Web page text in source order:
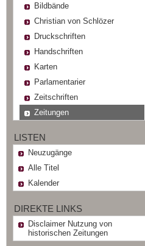
Bildbände
Christian von Schlözer
Druckschriften
Handschriften
Karten
Parlamentarier
Zeitschriften
Zeitungen
LISTEN
Neuzugänge
Alle Titel
Kalender
DIREKTE LINKS
Disclaimer Nutzung von
historischen Zeitungen